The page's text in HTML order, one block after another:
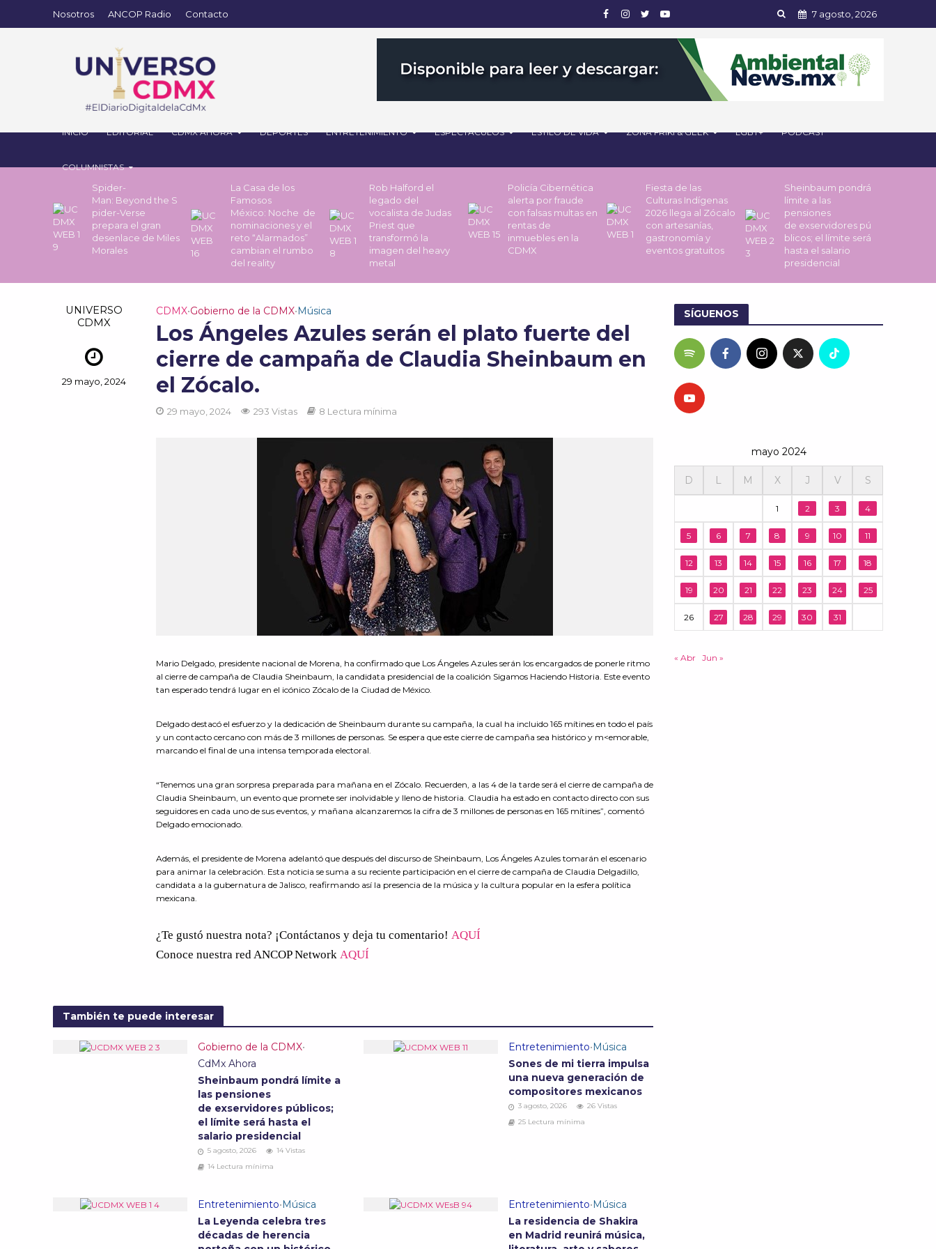
Nosotros ANCOP Radio Contacto 7 agosto, 2026
INICIO EDITORIAL CDMX AHORA DEPORTES ENTRETENIMIENTO ESPECTÁCULOS ESTILO DE VIDA ZONA FRIKI & GEEK LGBT+ PODCAST
COLUMNISTAS
Spider-
Man: Beyond the S
pider-Verse
prepara el gran
desenlace de Miles
Morales
La Casa de los
Famosos
México: Noche de
nominaciones y el
reto “Alarmados”
cambian el rumbo
del reality
Rob Halford el
legado del
vocalista de Judas
Priest que
transformó la
imagen del heavy
metal
Policía Cibernética
alerta por fraude
con falsas multas en
rentas de
inmuebles en la
CDMX
Fiesta de las
Culturas Indígenas
2026 llega al Zócalo
con artesanías,
gastronomía y
eventos gratuitos
Sheinbaum pondrá
límite a las
pensiones
de exservidores pú
blicos; el límite será
hasta el salario
presidencial
UNIVERSO
CDMX
29 mayo, 2024
CDMX•Gobierno de la CDMX•Música
Los Ángeles Azules serán el plato fuerte del
cierre de campaña de Claudia Sheinbaum en
el Zócalo.
29 mayo, 2024 293 Vistas 8 Lectura mínima
Mario Delgado, presidente nacional de Morena, ha confirmado que Los Ángeles Azules serán los encargados de ponerle ritmo
al cierre de campaña de Claudia Sheinbaum, la candidata presidencial de la coalición Sigamos Haciendo Historia. Este evento
tan esperado tendrá lugar en el icónico Zócalo de la Ciudad de México.
Delgado destacó el esfuerzo y la dedicación de Sheinbaum durante su campaña, la cual ha incluido 165 mítines en todo el país
y un contacto cercano con más de 3 millones de personas. Se espera que este cierre de campaña sea histórico y m<emorable,
marcando el final de una intensa temporada electoral.
“Tenemos una gran sorpresa preparada para mañana en el Zócalo. Recuerden, a las 4 de la tarde será el cierre de campaña de
Claudia Sheinbaum, un evento que promete ser inolvidable y lleno de historia. Claudia ha estado en contacto directo con sus
seguidores en cada uno de sus eventos, y mañana alcanzaremos la cifra de 3 millones de personas en 165 mítines”, comentó
Delgado emocionado.
Además, el presidente de Morena adelantó que después del discurso de Sheinbaum, Los Ángeles Azules tomarán el escenario
para animar la celebración. Esta noticia se suma a su reciente participación en el cierre de campaña de Claudia Delgadillo,
candidata a la gubernatura de Jalisco, reafirmando así la presencia de la música y la cultura popular en la esfera política
mexicana.
¿Te gustó nuestra nota? ¡Contáctanos y deja tu comentario!AQUÍ
Conoce nuestra red ANCOP NetworkAQUÍ
También te puede interesar
Gobierno de la CDMX•
CdMx Ahora
Sheinbaum pondrá límite a
las pensiones
de exservidores públicos;
el límite será hasta el
salario presidencial
5 agosto, 2026
14 Vistas
14 Lectura mínima
Entretenimiento•Música
Sones de mi tierra impulsa
una nueva generación de
compositores mexicanos
3 agosto, 2026
26 Vistas
25 Lectura mínima
Entretenimiento•Música
La Leyenda celebra tres
décadas de herencia
Entretenimiento•Música
La residencia de Shakira
en Madrid reunirá música,
SÍGUENOS
mayo 2024
D L M X J V S
1 2 3 4
5 6 7 8 9 10 11
12 13 14 15 16 17 18
19 20 21 22 23 24 25
26 27 28 29 30 31
« Abr Jun »